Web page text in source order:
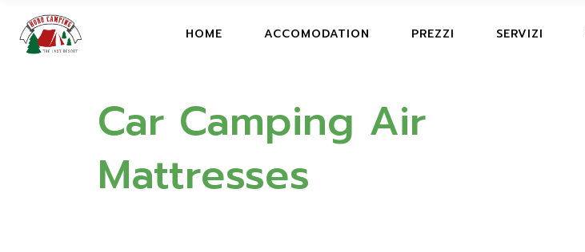
HOME ACCOMODATION
GLAMPING
CARAVAN
PREZZI SERVIZI
CAMPING
Car Camping Air
Mattresses